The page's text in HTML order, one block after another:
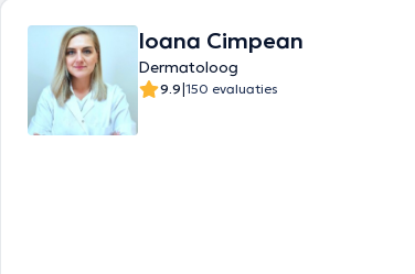
Ioana Cimpean
Dermatoloog
9.9|150 evaluaties